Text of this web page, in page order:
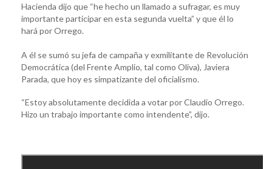
Hacienda dijo que “he hecho un llamado a sufragar, es muy
importante participar en esta segunda vuelta” y que él lo
hará por Orrego.
A él se sumó su jefa de campaña y exmilitante de Revolución
Democrática (del Frente Amplio, tal como Oliva), Javiera
Parada, que hoy es simpatizante del oficialismo.
“Estoy absolutamente decidida a votar por Claudio Orrego.
Hizo un trabajo importante como intendente”, dijo.